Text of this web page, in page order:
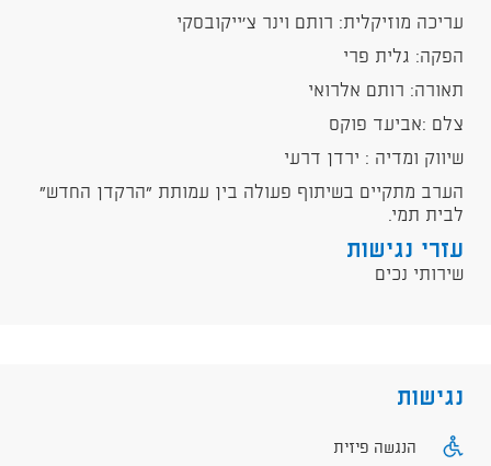
עריכה מוזיקלית: רותם וינר צ’ייקובסקי
הפקה: גלית פרי
תאורה: רותם אלרואי
צלם :אביעד פוקס
שיווק ומדיה : ירדן דרעי
הערב מתקיים בשיתוף פעולה בין עמותת "הרקדן החדש"
לבית תמי.
עזרי נגישות
שירותי נכים
נגישות
הנגשה פיזית